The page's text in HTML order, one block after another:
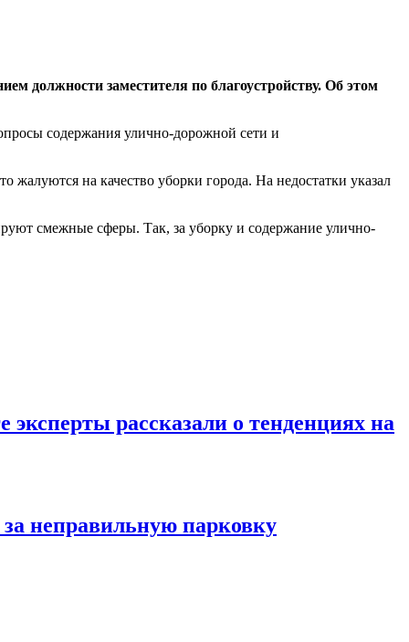
заместителя по благоустройству. Об этом
содержания улично-дорожной сети и
на качество уборки города. На недостатки указал
смежные сферы. Так, за уборку и содержание улично-
эксперты рассказали о тенденциях на
неправильную парковку